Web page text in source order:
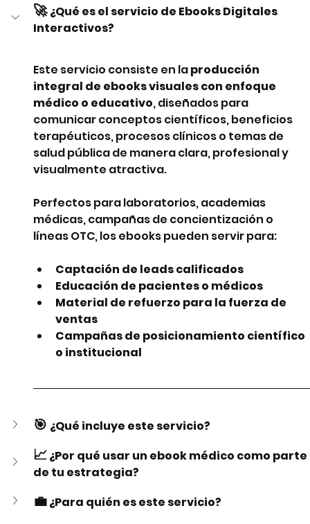
🚀 ¿Qué es el servicio de Ebooks Digitales
Interactivos?
Este servicio consiste en la producción
integral de ebooks visuales con enfoque
médico o educativo, diseñados para
comunicar conceptos científicos, beneficios
terapéuticos, procesos clínicos o temas de
salud pública de manera clara, profesional y
visualmente atractiva.
Perfectos para laboratorios, academias
médicas, campañas de concientización o
líneas OTC, los ebooks pueden servir para:
Captación de leads calificados
Educación de pacientes o médicos
Material de refuerzo para la fuerza de
ventas
Campañas de posicionamiento científico
o institucional
🎯 ¿Qué incluye este servicio?
📈 ¿Por qué usar un ebook médico como parte
de tu estrategia?
💼 ¿Para quién es este servicio?